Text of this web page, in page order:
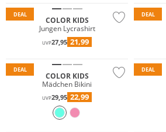
DEAL
COLOR KIDS
Jungen Lycrashirt
UVP27,95 21,99
DEAL
DEAL
COLOR KIDS
Mädchen Bikini
UVP29,95 22,99
DEAL